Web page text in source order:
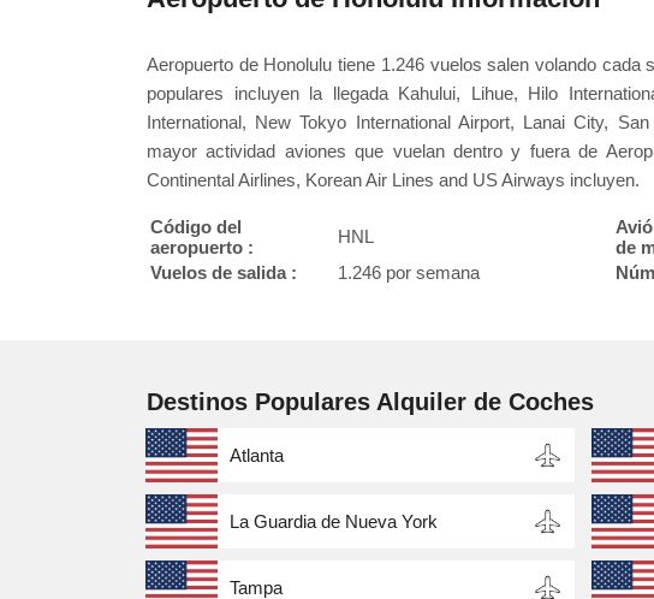
Aeropuerto de Honolulu tiene 1.246 vuelos salen volando
populares incluyen la llegada Kahului, Lihue, Hilo
International, New Tokyo International Airport, Lanai City,
mayor actividad aviones que vuelan dentro y fuera de
Continental Airlines, Korean Air Lines and US Airways incluyen.
Código del
aeropuerto :
HNL
de
Vuelos de salida :
1.246 por semana
Destinos Populares Alquiler de Coches
Atlanta
La Guardia de Nueva York
Tampa